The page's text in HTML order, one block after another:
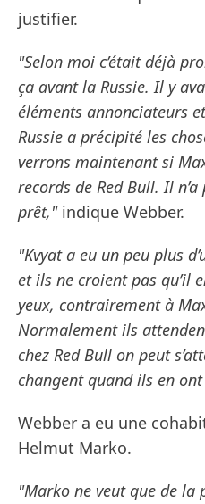
justifier.
"Selon moi c’était déjà
ça avant la Russie. Il y
éléments annonciateurs
Russie a précipité les
verrons maintenant si
records de Red Bull. Il
prêt,"indique Webber.
"Kvyat a eu un peu plus
et ils ne croient pas qu’il
yeux, contrairement à
Normalement ils
chez Red Bull on peut
changent quand ils en
Webber a eu une
Helmut Marko.
"Marko ne veut que de la